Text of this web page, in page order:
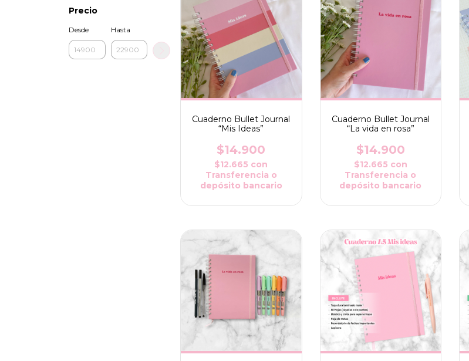
Precio
Desde Hasta
Cuaderno Bullet Journal
“Mis Ideas”
$14.900
$12.665 con
Transferencia o
depósito bancario
Cuaderno Bullet Journal
“La vida en rosa”
$14.900
$12.665 con
Transferencia o
depósito bancario